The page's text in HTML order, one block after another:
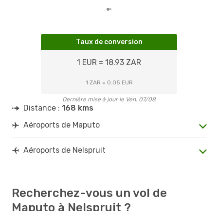
Taux de conversion
1 EUR = 18.93 ZAR
1 ZAR = 0.05 EUR
Dernière mise à jour le Ven. 07/08
Distance : 168 kms
Aéroports de Maputo
Aéroports de Nelspruit
Recherchez-vous un vol de
Maputo à Nelspruit ?